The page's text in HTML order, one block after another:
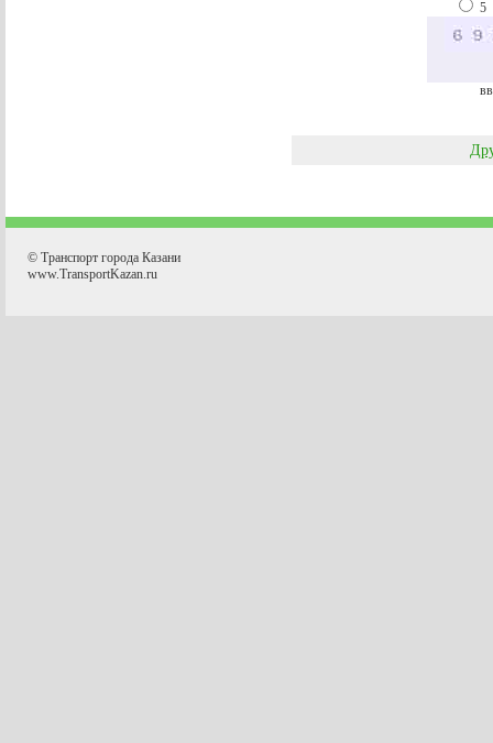
5
© Транспорт города Казани
www.TransportKazan.ru